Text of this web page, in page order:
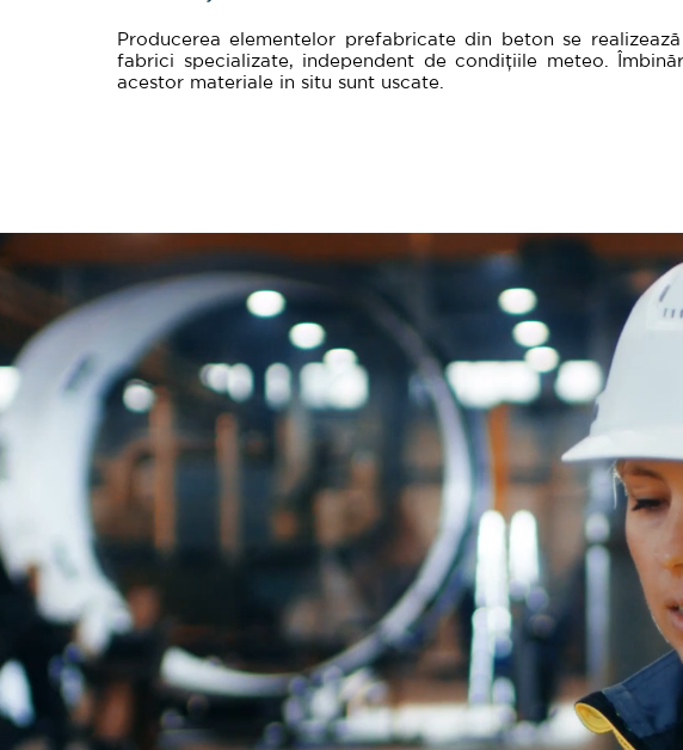
Producerea elementelor prefabricate din beton se
fabrici specializate, independent de condițiile meteo.
acestor materiale in situ sunt uscate.